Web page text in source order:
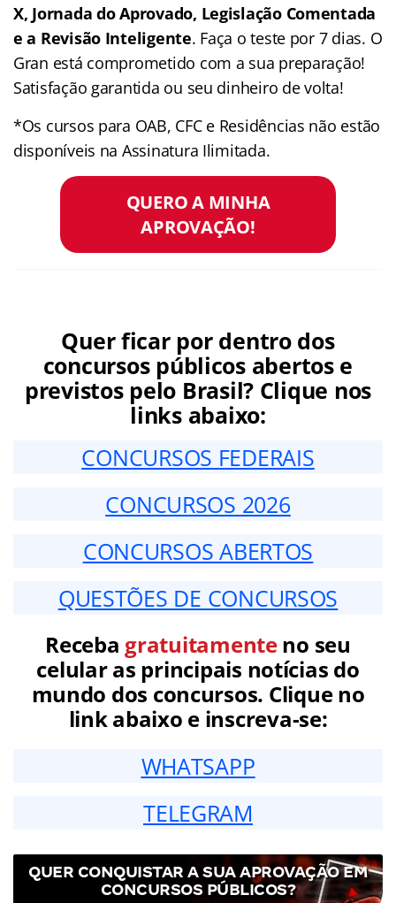
X, Jornada do Aprovado, Legislação Comentada
e a Revisão Inteligente. Faça o teste por 7 dias. O
Gran está comprometido com a sua preparação!
Satisfação garantida ou seu dinheiro de volta!
*Os cursos para OAB, CFC e Residências não estão
disponíveis na Assinatura Ilimitada.
QUERO A MINHA
APROVAÇÃO!
Quer ficar por dentro dos
concursos públicos abertos e
previstos pelo Brasil? Clique nos
links abaixo:
CONCURSOS FEDERAIS
CONCURSOS 2026
CONCURSOS ABERTOS
QUESTÕES DE CONCURSOS
Receba gratuitamenteno seu
celular as principais notícias do
mundo dos concursos. Clique no
link abaixo e inscreva-se:
WHATSAPP
TELEGRAM
QUER CONQUISTAR A SUA APROVAÇÃO EM
CONCURSOS PÚBLICOS?